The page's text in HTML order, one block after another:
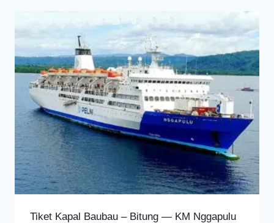
Tiket Kapal Baubau – Bitung — KM Nggapulu